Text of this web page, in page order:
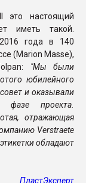
это настоящий
иметь такой.
года в 140
(Marion Masse),
"Мы были
юбилейного
и оказывали
фазе проекта.
отражающая
Verstraete
обладают
ПластЭксперт